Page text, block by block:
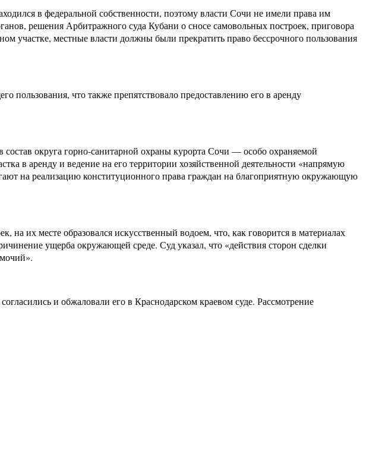
в федеральной собственности, поэтому власти Сочи не имели права им
решения Арбитражного суда Кубани о сносе самовольных построек, приговора
участке, местные власти должны были прекратить право бессрочного пользования
пользования, что также препятствовало предоставлению его в аренду
округа горно-санитарной охраны курорта Сочи — особо охраняемой
в аренду и ведение на его территории хозяйственной деятельности «напрямую
на реализацию конституционного права граждан на благоприятную окружающую
их месте образовался искусственный водоем, что, как говорится в материалах
ущерба окружающей среде. Суд указал, что «действия сторон сделки
и обжаловали его в Краснодарском краевом суде. Рассмотрение